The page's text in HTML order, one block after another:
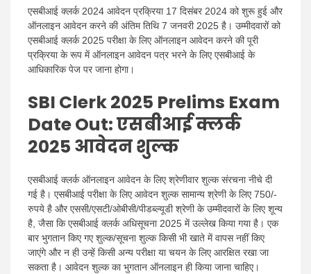
एसबीआई क्लर्क 2024 आवेदन प्रक्रिया 17 दिसंबर 2024 को शुरू हुई और
ऑनलाइन आवेदन करने की अंतिम तिथि 7 जनवरी 2025 है। उम्मीदवारों को
एसबीआई क्लर्क 2025 परीक्षा के लिए ऑनलाइन आवेदन करने की पूरी
प्रक्रिया के रूप में ऑनलाइन आवेदन पत्र भरने के लिए एसबीआई के
आधिकारिक पेज पर जाना होगा।
SBI Clerk 2025 Prelims Exam
Date Out: एसबीआई क्लर्क
2025 आवेदन शुल्क
एसबीआई क्लर्क ऑनलाइन आवेदन के लिए श्रेणीवार शुल्क संरचना नीचे दी
गई है। एसबीआई परीक्षा के लिए आवेदन शुल्क सामान्य श्रेणी के लिए 750/-
रुपये है और एससी/एसटी/ओबीसी/पीडब्ल्यूडी श्रेणी के उम्मीदवारों के लिए शून्य
है, जैसा कि एसबीआई क्लर्क अधिसूचना 2025 में उल्लेख किया गया है। एक
बार भुगतान किए गए शुल्क/सूचना शुल्क किसी भी खाते में वापस नहीं किए
जाएंगे और न ही उन्हें किसी अन्य परीक्षा या चयन के लिए आरक्षित रखा जा
सकता है। आवेदन शुल्क का भुगतान ऑनलाइन ही किया जाना चाहिए।